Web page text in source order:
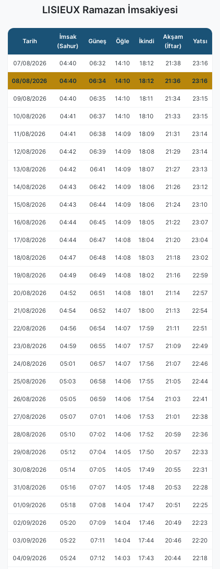
LISIEUX Ramazan İmsakiyesi
Tarih
İmsak
(Sahur)
Güneş Öğle İkindi
Akşam
(İftar)
Yatsı
07/08/2026 04:40 06:32 14:10 18:12 21:38 23:16
08/08/2026 04:40 06:34 14:10 18:12 21:36 23:16
09/08/2026 04:40 06:35 14:10 18:11 21:34 23:15
10/08/2026 04:41 06:37 14:10 18:10 21:33 23:15
11/08/2026 04:41 06:38 14:09 18:09 21:31 23:14
12/08/2026 04:42 06:39 14:09 18:08 21:29 23:14
13/08/2026 04:42 06:41 14:09 18:07 21:27 23:13
14/08/2026 04:43 06:42 14:09 18:06 21:26 23:12
15/08/2026 04:43 06:44 14:09 18:06 21:24 23:10
16/08/2026 04:44 06:45 14:09 18:05 21:22 23:07
17/08/2026 04:44 06:47 14:08 18:04 21:20 23:04
18/08/2026 04:47 06:48 14:08 18:03 21:18 23:02
19/08/2026 04:49 06:49 14:08 18:02 21:16 22:59
20/08/2026 04:52 06:51 14:08 18:01 21:14 22:57
21/08/2026 04:54 06:52 14:07 18:00 21:13 22:54
22/08/2026 04:56 06:54 14:07 17:59 21:11 22:51
23/08/2026 04:59 06:55 14:07 17:57 21:09 22:49
24/08/2026 05:01 06:57 14:07 17:56 21:07 22:46
25/08/2026 05:03 06:58 14:06 17:55 21:05 22:44
26/08/2026 05:05 06:59 14:06 17:54 21:03 22:41
27/08/2026 05:07 07:01 14:06 17:53 21:01 22:38
28/08/2026 05:10 07:02 14:06 17:52 20:59 22:36
29/08/2026 05:12 07:04 14:05 17:50 20:57 22:33
30/08/2026 05:14 07:05 14:05 17:49 20:55 22:31
31/08/2026 05:16 07:07 14:05 17:48 20:53 22:28
01/09/2026 05:18 07:08 14:04 17:47 20:51 22:25
02/09/2026 05:20 07:09 14:04 17:46 20:49 22:23
03/09/2026 05:22 07:11 14:04 17:44 20:46 22:20
04/09/2026 05:24 07:12 14:03 17:43 20:44 22:18